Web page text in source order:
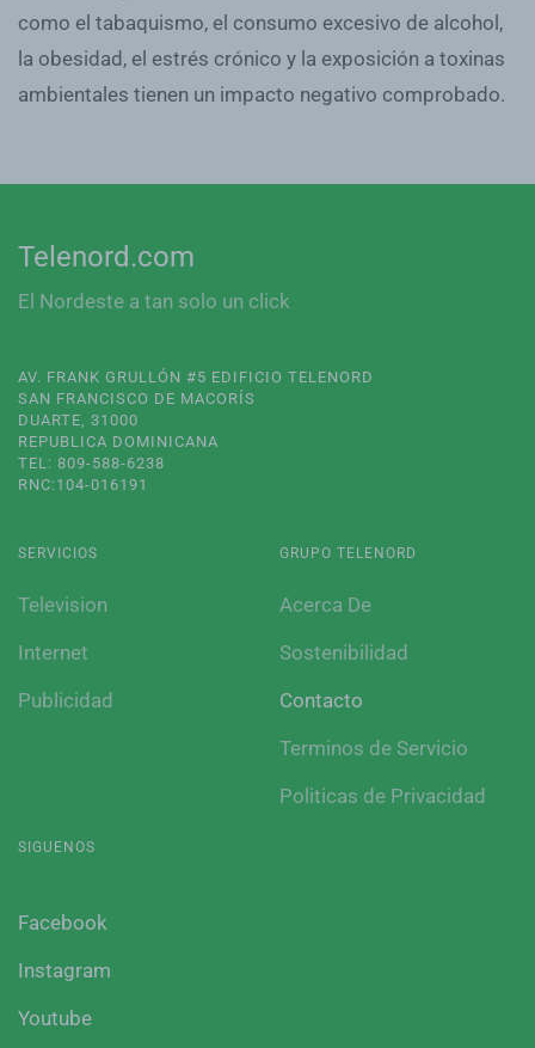
como el tabaquismo, el consumo excesivo de alcohol,
la obesidad, el estrés crónico y la exposición a toxinas
ambientales tienen un impacto negativo comprobado.
Telenord.com
El Nordeste a tan solo un click
AV. FRANK GRULLÓN #5 EDIFICIO TELENORD
SAN FRANCISCO DE MACORÍS
DUARTE, 31000
REPUBLICA DOMINICANA
TEL: 809-588-6238
RNC:104-016191
SERVICIOS
Television
Internet
Publicidad
GRUPO TELENORD
Acerca De
Sostenibilidad
Contacto
Terminos de Servicio
Politicas de Privacidad
SIGUENOS
Facebook
Instagram
Youtube